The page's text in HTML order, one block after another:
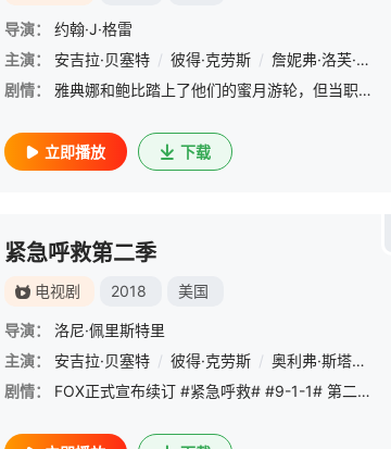
导演：
约翰·J·格雷
主演：
安吉拉·贝塞特 / 彼得·克劳斯 / 詹妮弗·洛芙·休伊特
剧情：
雅典娜和鲍比踏上了他们的蜜月游轮，但当职责召唤时，他们的假期被搁置。与此同时，一架战斗机困住了一个平民，而一起不寻常的事件让一对夫妇黏在了一起。
立即播放 下载
紧急呼救第二季
电视剧 2018 美国
导演：
洛尼·佩里斯特里
主演：
安吉拉·贝塞特 / 彼得·克劳斯 / 奥利弗·斯塔克
剧情：
FOX正式宣布续订 #紧急呼救# #9-1-1# 第二季！ &amp;nbsp; &amp;nbsp; &amp;nbsp; &amp;nbsp; &amp;nbsp; &amp;nbsp; &amp;nbsp; &amp;nbsp; &amp;nbsp; &amp;nbsp;